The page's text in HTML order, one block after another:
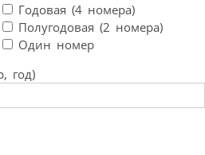
Годовая (4 номера)
Полугодовая (2 номера)
Один номер
год)